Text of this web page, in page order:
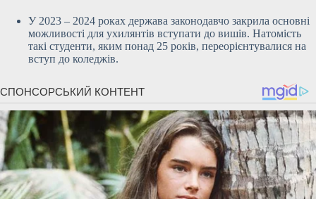
У 2023 – 2024 роках держава законодавчо закрила основні
можливості для ухилянтів вступати до вишів. Натомість
такі студенти, яким понад 25 років, переорієнтувалися на
вступ до коледжів.